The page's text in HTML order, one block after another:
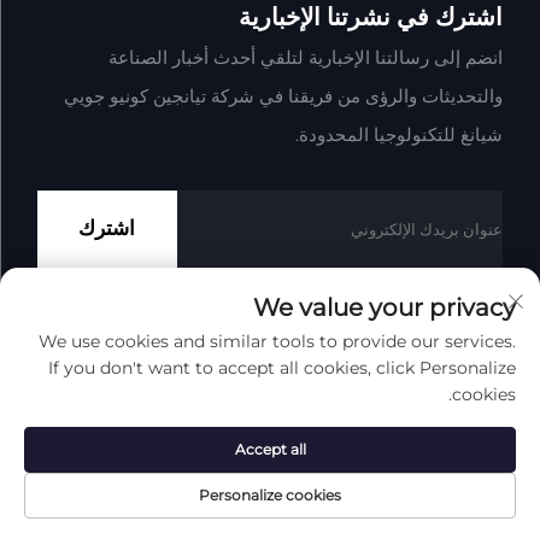
اشترك في نشرتنا الإخبارية
انضم إلى رسالتنا الإخبارية لتلقي أحدث أخبار الصناعة
والتحديثات والرؤى من فريقنا في شركة تيانجين كونيو جويي
شيانغ للتكنولوجيا المحدودة.
اشترك
حقوق النشر © شركة تيانجين كونيو جوي شيانغ للتكنولوجيا المحدودة
جميع الحقوق محفوظة
سياسة الخصوصية المدونة
انقر لأعلى
الصفحة الرئيسية المنتج نبذة اتصل بنا
We value your privacy
We use cookies and similar tools to provide our services.
If you don't want to accept all cookies, click Personalize
cookies.
Personalize cookies
Accept all